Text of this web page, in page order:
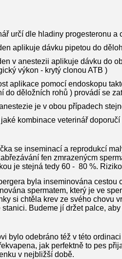
určí dle hladiny progesteronu a
aplikuje dávku pipetou do
v anestezii aplikuje dávku do
výkon - krytý clonou ATB )
aplikace pomocí endoskopu
do děložních rohů ) provádí se
je v obou případech
kombinace veterinář doporučí
se inseminací a reprodukcí
fen zmrazenýcm
je stejná tedy 60 - 80 %.
byla inseminována cestou
spermatem, který je ve
si chtěla krev ze svého chovu
stanici. Budeme jí držet palce,
bylo odebráno též v této
jak perfektně to pes
v nejbližší době.